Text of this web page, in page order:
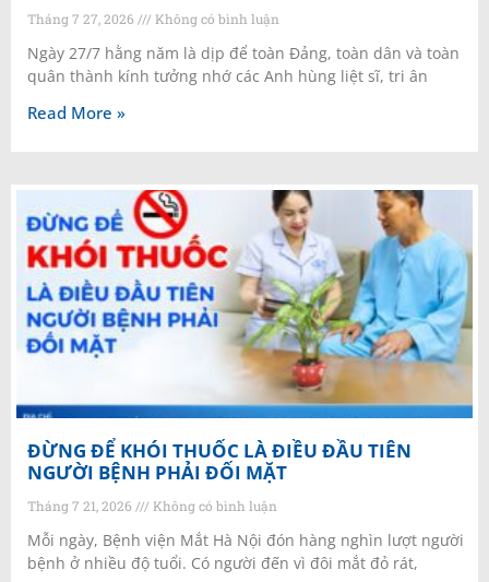
Tháng 7 27, 2026 Không có bình luận
Ngày 27/7 hằng năm là dịp để toàn Đảng, toàn dân và toàn
quân thành kính tưởng nhớ các Anh hùng liệt sĩ, tri ân
Read More »
ĐỪNG ĐỂ KHÓI THUỐC LÀ ĐIỀU ĐẦU TIÊN
NGƯỜI BỆNH PHẢI ĐỐI MẶT
Tháng 7 21, 2026 Không có bình luận
Mỗi ngày, Bệnh viện Mắt Hà Nội đón hàng nghìn lượt người
bệnh ở nhiều độ tuổi. Có người đến vì đôi mắt đỏ rát,